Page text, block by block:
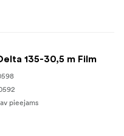
135-30,5 m Film
pieejams